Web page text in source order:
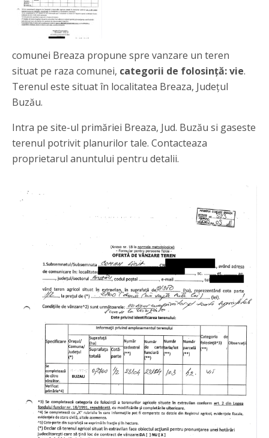
comunei Breaza propune spre vanzare un teren
situat pe raza comunei, categorii de folosință: vie.
Terenul este situat în localitatea Breaza, Județul
Buzău.
Intra pe site-ul primăriei Breaza, Jud. Buzău si gaseste
terenul potrivit planurilor tale. Contacteaza
proprietarul anuntului pentru detalii.